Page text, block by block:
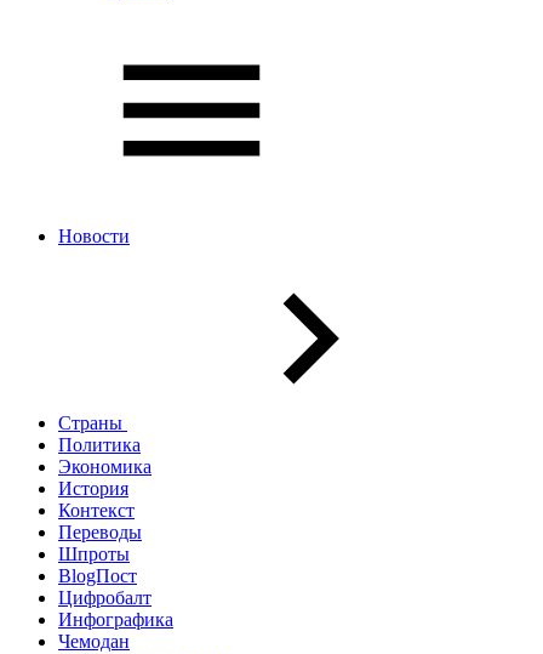
Новости
Страны
Политика
Экономика
История
Контекст
Переводы
Шпроты
BlogПост
Цифробалт
Инфографика
Чемодан